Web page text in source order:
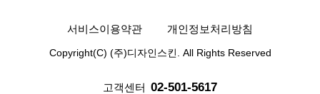
서비스이용약관 개인정보처리방침
Copyright(C) (주)디자인스킨. All Rights Reserved
고객센터 02-501-5617